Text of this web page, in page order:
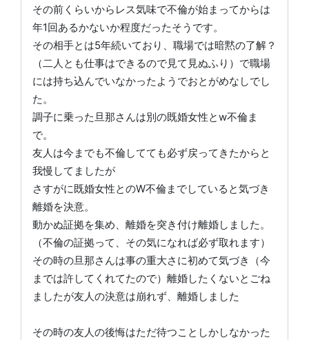
その前くらいからレス気味で不倫が始まってからは
年1回あるかないか程度だったそうです。
その相手とは5年続いており、職場では暗黙の了解？
（二人とも仕事はできるので見て見ぬふり）で職場
には持ち込んでいなかったようでおとがめなしでし
た。
調子に乗った旦那さんは別の既婚女性とw不倫ま
で。
友人は今までも不倫してても必ず戻ってきたからと
我慢してましたが
さすがに既婚女性とのW不倫までしていると気づき
離婚を決意。
動かぬ証拠を集め、離婚を突き付け離婚しました。
（不倫の証拠って、その気になれば必ず取れます）
その時の旦那さんは事の重大さに初めて気づき（今
までは許してくれてたので）離婚したくないとごね
ましたが友人の決意は崩れず、離婚しました
その時の友人の後悔はただ待つことしかしなかった